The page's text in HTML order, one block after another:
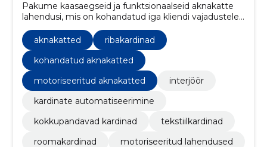
Pakume kaasaegseid ja funktsionaalseid aknakatte
lahendusi, mis on kohandatud iga kliendi vajadustele.
Meie teenus hõlmab kõike alates konsultatsioonist ja
mõõtmisest kuni professionaalse paigalduse ja
hoolduseni.
aknakatted
ribakardinad
kohandatud aknakatted
motoriseeritud aknakatted
interjöör
kardinate automatiseerimine
kokkupandavad kardinad
tekstiilkardinad
roomakardinad
motoriseeritud lahendused